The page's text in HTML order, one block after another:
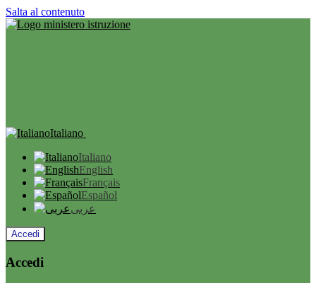
Salta al contenuto
Italiano
Italiano
English
Français
Español
عربى
Accedi
Accedi